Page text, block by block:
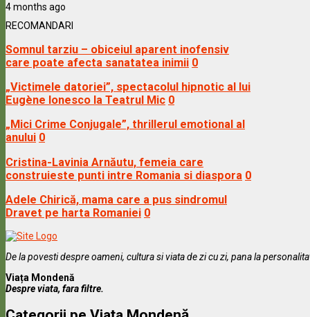
4 months ago
RECOMANDARI
Somnul tarziu – obiceiul aparent inofensiv
care poate afecta sanatatea inimii 0
„Victimele datoriei”, spectacolul hipnotic al lui
Eugène Ionesco la Teatrul Mic 0
„Mici Crime Conjugale”, thrillerul emotional al
anului 0
Cristina-Lavinia Arnăutu, femeia care
construieste punti intre Romania si diaspora 0
Adele Chirică, mama care a pus sindromul
Dravet pe harta Romaniei 0
De la povesti despre oameni, cultura si viata de zi cu zi, pana la
Viața Mondenă
Despre viata, fara filtre.